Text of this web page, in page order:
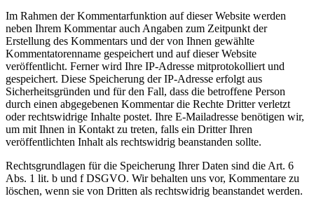
Im Rahmen der Kommentarfunktion auf dieser Website werden
neben Ihrem Kommentar auch Angaben zum Zeitpunkt der
Erstellung des Kommentars und der von Ihnen gewählte
Kommentatorenname gespeichert und auf dieser Website
veröffentlicht. Ferner wird Ihre IP-Adresse mitprotokolliert und
gespeichert. Diese Speicherung der IP-Adresse erfolgt aus
Sicherheitsgründen und für den Fall, dass die betroffene Person
durch einen abgegebenen Kommentar die Rechte Dritter verletzt
oder rechtswidrige Inhalte postet. Ihre E-Mailadresse benötigen wir,
um mit Ihnen in Kontakt zu treten, falls ein Dritter Ihren
veröffentlichten Inhalt als rechtswidrig beanstanden sollte.
Rechtsgrundlagen für die Speicherung Ihrer Daten sind die Art. 6
Abs. 1 lit. b und f DSGVO. Wir behalten uns vor, Kommentare zu
löschen, wenn sie von Dritten als rechtswidrig beanstandet werden.